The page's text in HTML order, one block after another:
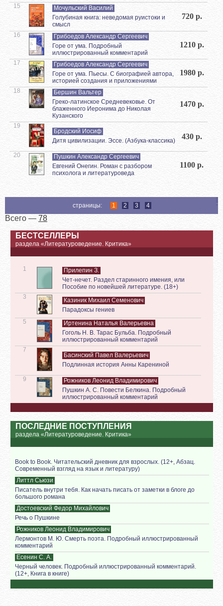
15
Мочульский Василий
Голубиная книга: неведомая руистоки и
смысл
720 р.
16
Грибоедов Александр Сергеевич
Горе от ума. Подробный
иллюстрированный комментарий
1210 р.
17
Грибоедов Александр Сергеевич
Горе от ума. Пьесы. С биографией автора,
историей создания и приложениями
1980 р.
18
Бершин Вальтер
Греко-латинское Средневековье. От
блаженного Иеронима до Николая
Кузанского
1470 р.
19
Бродский Иосиф
Дитя цивилизации. Эссе. (Азбука-классика)
430 р.
20
Пушкин Александр Сергеевич
Евгений Онегин. Роман с разбором
психолога и литературоведа
1100 р.
страницы: 1 2 3 4
Всего — 78
БЕСТСЕЛЛЕРЫ
раздела «Литературоведение. Критика»
1
Прилепин З.
Чет-нечет. Раздел старинного имения, или
Пособие по новейшей литературе. (18+)
3
Казиник Михаил Семенович
Парадоксы гениев
5
Иртенина Наталья Валерьевна
Гоголь Н. В. Тарас Бульба. Подробный
иллюстрированный комментарий
7
Басинский Павел Валерьевич
Подлинная история Анны Карениной
9
Рожников Леонид Владимирович
Пушкин А. С. Повести Белкина. Подробный
иллюстрированный комментарий
ПОСЛЕДНИЕ ПОСТУПЛЕНИЯ
раздела «Литературоведение. Критика»
Book to Book. Читательский дневник для взрослых. (12+, Абзац.
Современный взгляд на язык и литературу)
Литтл Сьюзи
Писатель внутри тебя. Как начать писать от заметки в блоге до
большого романа
Достоевский Федор Михайлович
Речь о Пушкине
Рожников Леонид Владимирович
Лермонтов М. Ю. Смерть поэта. Подробный иллюстрированный
комментарий
Есенин С. А.
Черный человек. Подробный иллюстрированный комментарий.
(12+, Книга в книге)